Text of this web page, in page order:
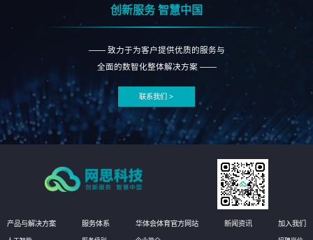
创新服务 智慧中国
—— 致力于为客户提供优质的服务与
全面的数智化整体解决方案 ——
联系我们 >
产品与解决方案 服务体系 华体会体育官方网站 新闻资讯 加入我们